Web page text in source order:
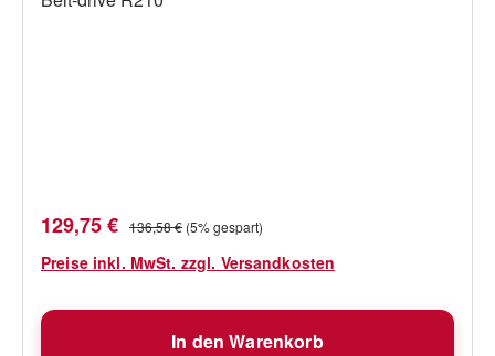
Verkaufspreis:
129,75 € Regulärer Preis:
136,58 € (5% gespart)
Preise inkl. MwSt. zzgl. Versandkosten
In den Warenkorb